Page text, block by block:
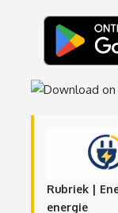
Rubriek |
energie